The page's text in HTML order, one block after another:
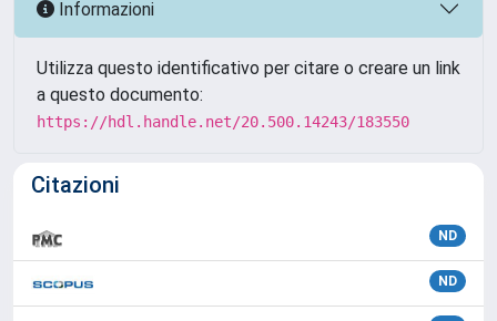
Informazioni
Utilizza questo identificativo per citare o creare un link
a questo documento:
https://hdl.handle.net/20.500.14243/183550
Citazioni
ND
ND